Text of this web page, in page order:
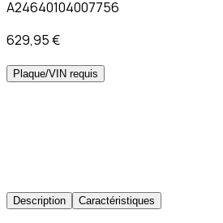
A24640104007756
629,95 €
Plaque/VIN requis
Description Caractéristiques